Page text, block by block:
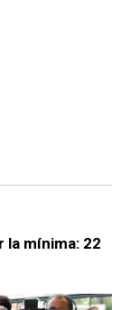
la mínima: 22